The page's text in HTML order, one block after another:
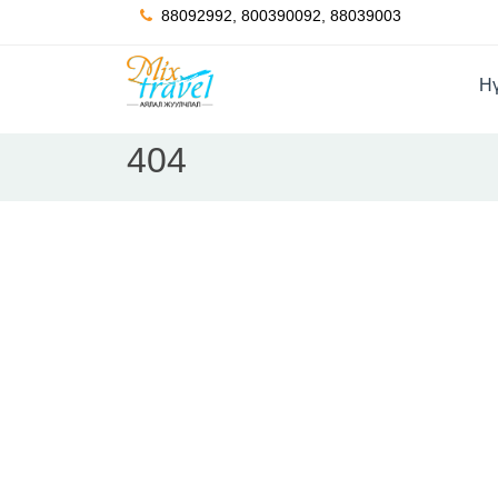
88092992, 800390092, 88039003
404